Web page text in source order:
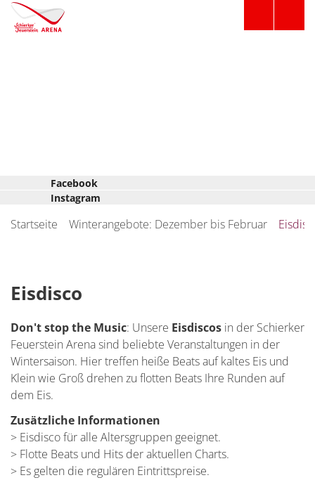
Facebook
Instagram
Startseite Winterangebote: Dezember bis Februar
Eisdisco
Don't stop the Music: Unsere Eisdiscos in der Schierker
Feuerstein Arena sind beliebte Veranstaltungen in der
Wintersaison. Hier treffen heiße Beats auf kaltes Eis und
Klein wie Groß drehen zu flotten Beats Ihre Runden auf
dem Eis.
Zusätzliche Informationen
> Eisdisco für alle Altersgruppen geeignet.
> Flotte Beats und Hits der aktuellen Charts.
> Es gelten die regulären Eintrittspreise.